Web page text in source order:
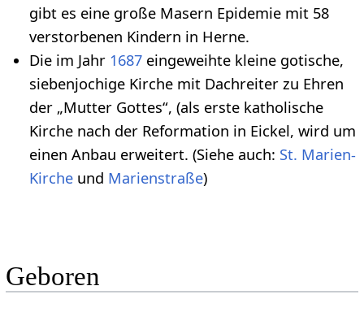
gibt es eine große Masern Epidemie mit 58
verstorbenen Kindern in Herne.
Die im Jahr 1687 eingeweihte kleine gotische,
siebenjochige Kirche mit Dachreiter zu Ehren
der „Mutter Gottes“, (als erste katholische
Kirche nach der Reformation in Eickel, wird um
einen Anbau erweitert. (Siehe auch: St. Marien-
Kirche und Marienstraße)
Geboren